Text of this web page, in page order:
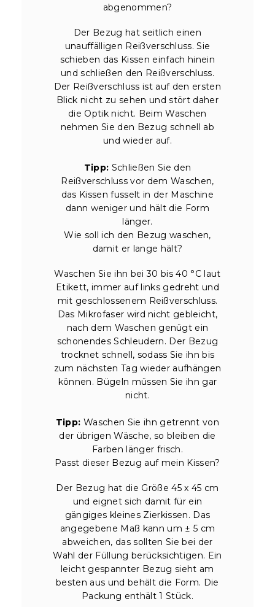
abgenommen?
Der Bezug hat seitlich einen
unauffälligen Reißverschluss. Sie
schieben das Kissen einfach hinein
und schließen den Reißverschluss.
Der Reißverschluss ist auf den ersten
Blick nicht zu sehen und stört daher
die Optik nicht. Beim Waschen
nehmen Sie den Bezug schnell ab
und wieder auf.
Tipp: Schließen Sie den
Reißverschluss vor dem Waschen,
das Kissen fusselt in der Maschine
dann weniger und hält die Form
länger.
Wie soll ich den Bezug waschen,
damit er lange hält?
Waschen Sie ihn bei 30 bis 40 °C laut
Etikett, immer auf links gedreht und
mit geschlossenem Reißverschluss.
Das Mikrofaser wird nicht gebleicht,
nach dem Waschen genügt ein
schonendes Schleudern. Der Bezug
trocknet schnell, sodass Sie ihn bis
zum nächsten Tag wieder aufhängen
können. Bügeln müssen Sie ihn gar
nicht.
Tipp: Waschen Sie ihn getrennt von
der übrigen Wäsche, so bleiben die
Farben länger frisch.
Passt dieser Bezug auf mein Kissen?
Der Bezug hat die Größe 45 x 45 cm
und eignet sich damit für ein
gängiges kleines Zierkissen. Das
angegebene Maß kann um ± 5 cm
abweichen, das sollten Sie bei der
Wahl der Füllung berücksichtigen. Ein
leicht gespannter Bezug sieht am
besten aus und behält die Form. Die
Packung enthält 1 Stück.